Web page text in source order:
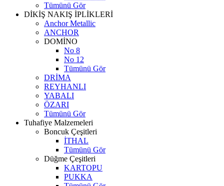
Tümünü Gör
DİKİŞ NAKIŞ İPLİKLERİ
Anchor Metallic
ANCHOR
DOMİNO
No 8
No 12
Tümünü Gör
DRİMA
REYHANLI
YABALI
ÖZARI
Tümünü Gör
Tuhafiye Malzemeleri
Boncuk Çeşitleri
İTHAL
Tümünü Gör
Düğme Çeşitleri
KARTOPU
PUKKA